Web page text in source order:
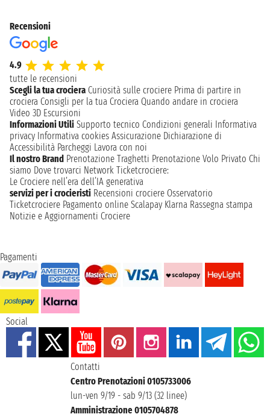
Recensioni
4.9
tutte le recensioni
Scegli la tua crociera Curiosità sulle crociere Prima di partire in
crociera Consigli per la tua Crociera Quando andare in crociera
Video 3D Escursioni
Informazioni Utili Supporto tecnico Condizioni generali Informativa
privacy Informativa cookies Assicurazione Dichiarazione di
Accessibilità Parcheggi Lavora con noi
Il nostro Brand Prenotazione Traghetti Prenotazione Volo Privato Chi
siamo Dove trovarci Network Ticketcrociere:
Le Crociere nell’era dell’IA generativa
servizi per i crocieristi Recensioni crociere Osservatorio
Ticketcrociere Pagamento online Scalapay Klarna Rassegna stampa
Notizie e Aggiornamenti Crociere
Pagamenti
Social
Contatti
Centro Prenotazioni 0105733006
lun-ven 9/19 - sab 9/13 (32 linee)
Amministrazione 0105704878